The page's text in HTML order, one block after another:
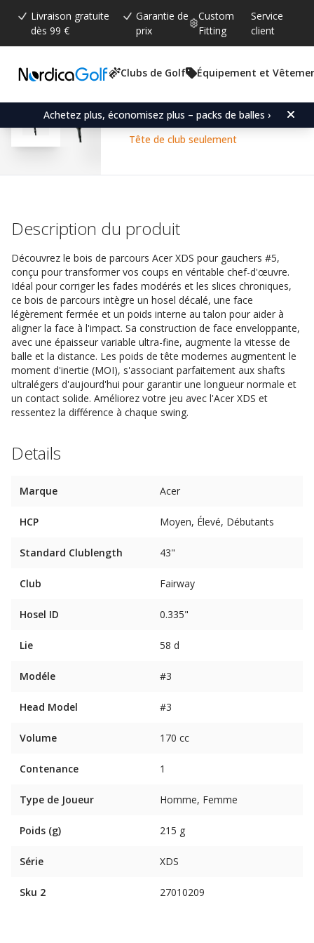
Livraison gratuite
dès 99 €
Garantie de
prix
Custom
Fitting
Service
client
Clubs de Golf Équipement et
Achetez plus, économisez plus – packs de balles ›
Note moyenne:
4.6 (votes:
80)
Acer XDS Fairway
Tête de club seulement
Description du produit
Découvrez le bois de parcours Acer XDS pour gauchers #5,
conçu pour transformer vos coups en véritable chef-d'œuvre.
Idéal pour corriger les fades modérés et les slices chroniques,
ce bois de parcours intègre un hosel décalé, une face
légèrement fermée et un poids interne au talon pour aider à
aligner la face à l'impact. Sa construction de face enveloppante,
avec une épaisseur variable ultra-fine, augmente la vitesse de
balle et la distance. Les poids de tête modernes augmentent le
moment d'inertie (MOI), s'associant parfaitement aux shafts
ultralégers d'aujourd'hui pour garantir une longueur normale et
un contact solide. Améliorez votre jeu avec l'Acer XDS et
ressentez la différence à chaque swing.
Details
Marque Acer
HCP Moyen, Élevé, Débutants
Standard Clublength 43"
Club Fairway
Hosel ID 0.335"
Lie 58 d
Modéle #3
Head Model #3
Volume 170 cc
Contenance 1
Type de Joueur Homme, Femme
Poids (g) 215 g
Série XDS
Sku 2 27010209